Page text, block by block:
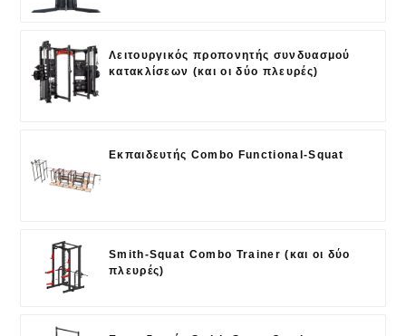
Λειτουργικός προπονητής συνδυασμού
κατακλίσεων (και οι δύο πλευρές)
Εκπαιδευτής Combo Functional-Squat
Smith-Squat Combo Trainer (και οι δύο
πλευρές)